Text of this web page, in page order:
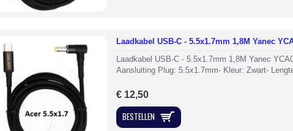
Laadkabel USB-C - 5.5x1.7mm 1,8M Yanec
Laadkabel USB-C - 5.5x1.7mm 1,8M Yanec
Aansluiting Plug: 5.5x1.7mm- Kleur: Zwart-
€ 12,50
BESTELLEN